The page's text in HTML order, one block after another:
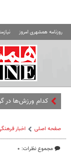
روزنامه همشهری امروز
صفحه اصلی اخبار
مجموع نظرات: ۰